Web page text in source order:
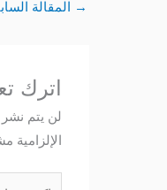
المقالة السابقة
اترك
لن يتم نشر
الإلزامية مشار